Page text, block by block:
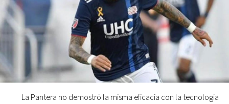
La Pantera no demostró la misma eficacia con la tecnología